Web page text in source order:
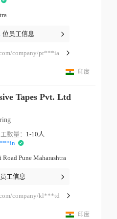
位员工信息
company/pr***ia
印度
Tapes Pvt. Ltd
数量： 1-10人
Road Pune Maharashtra
工信息
company/kl***td
印度